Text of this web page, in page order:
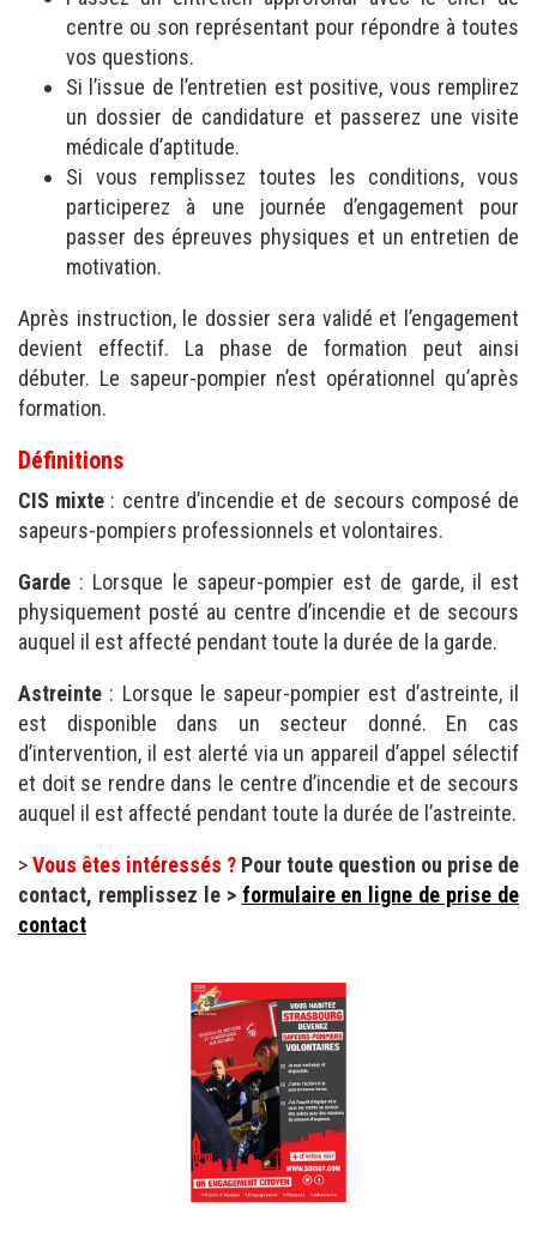
centre ou son représentant pour répondre à toutes
vos questions.
Si l’issue de l’entretien est positive, vous remplirez
un dossier de candidature et passerez une visite
médicale d’aptitude.
Si vous remplissez toutes les conditions, vous
participerez à une journée d’engagement pour
passer des épreuves physiques et un entretien de
motivation.
Après instruction, le dossier sera validé et l’engagement
devient effectif. La phase de formation peut ainsi
débuter. Le sapeur-pompier n’est opérationnel qu’après
formation.
Définitions
CIS mixte : centre d’incendie et de secours composé de
sapeurs-pompiers professionnels et volontaires.
Garde : Lorsque le sapeur-pompier est de garde, il est
physiquement posté au centre d’incendie et de secours
auquel il est affecté pendant toute la durée de la garde.
Astreinte : Lorsque le sapeur-pompier est d’astreinte, il
est disponible dans un secteur donné. En cas
d’intervention, il est alerté via un appareil d’appel sélectif
et doit se rendre dans le centre d’incendie et de secours
auquel il est affecté pendant toute la durée de l’astreinte.
>Vous êtes intéressés ? Pour toute question ou prise de
contact, remplissez le > formulaire en ligne de prise de
contact